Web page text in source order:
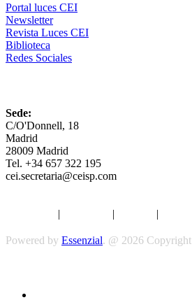
Portal luces CEI
Newsletter
Revista Luces CEI
Biblioteca
Redes Sociales
Sede:
C/O'Donnell, 18
Madrid
28009 Madrid
Tel. +34 657 322 195
cei.secretaria@ceisp.com
| | |
Powered by Essenzial. @ 2026 Copyright